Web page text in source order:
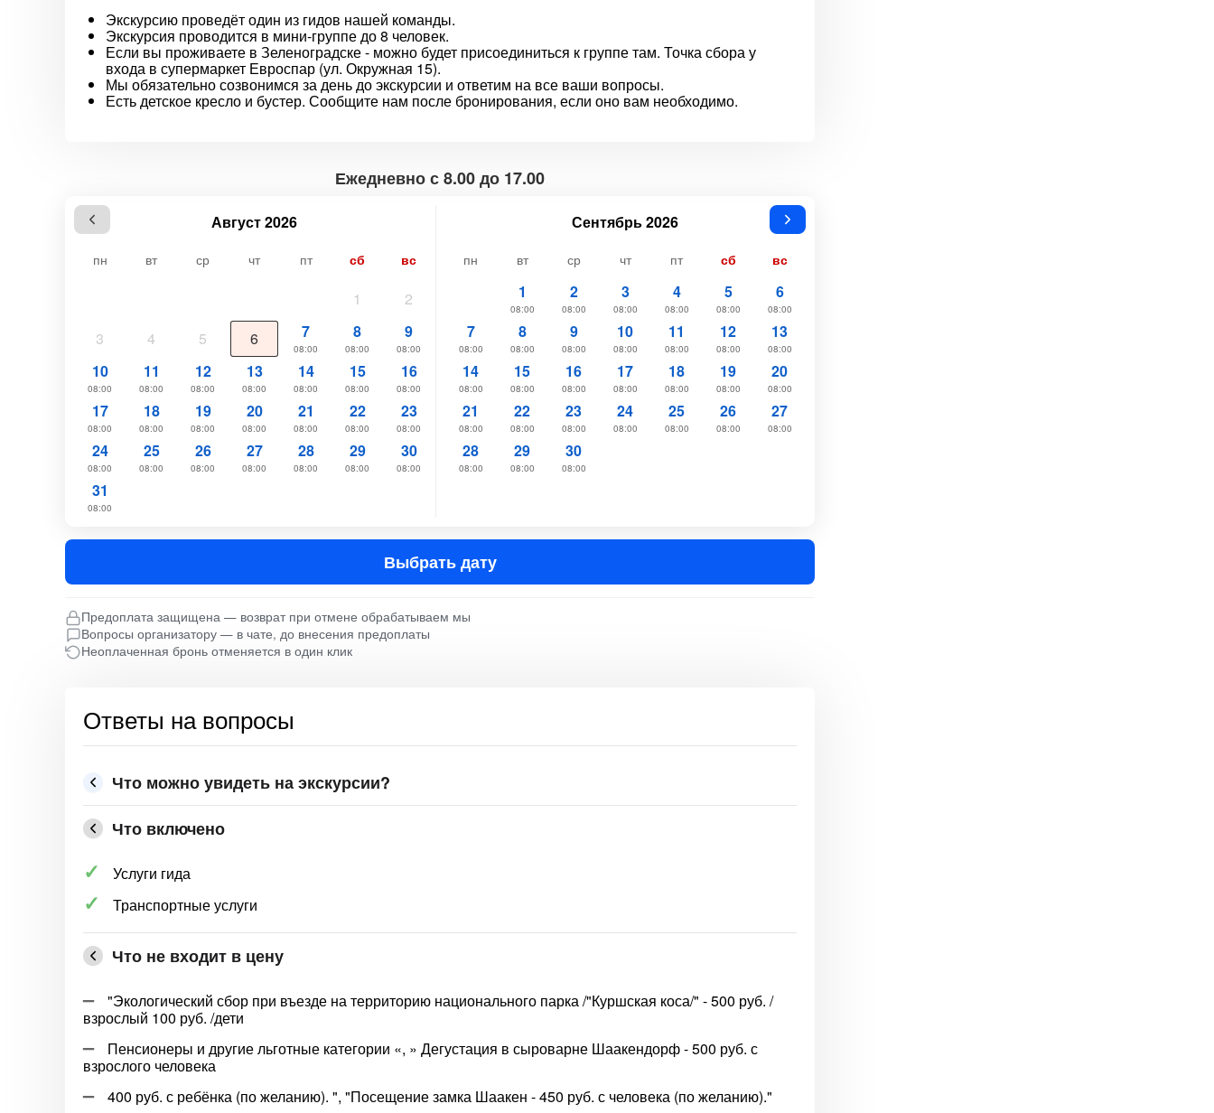
Экскурсию проведёт один из гидов нашей команды.
Экскурсия проводится в мини-группе до 8 человек.
Если вы проживаете в Зеленоградске - можно будет присоединиться к группе там. Точка сбора у
входа в супермаркет Евроспар (ул. Окружная 15).
Мы обязательно созвонимся за день до экскурсии и ответим на все ваши вопросы.
Есть детское кресло и бустер. Сообщите нам после бронирования, если оно вам необходимо.
Ежедневно с 8.00 до 17.00
Август 2026
пн вт ср чт пт сб вс
1
2
3
4 5 6 7
08:00
8
08:00
9
08:00
10
08:00
11
08:00
12
08:00
13
08:00
14
08:00
15
08:00
16
08:00
17
08:00
18
08:00
19
08:00
20
08:00
21
08:00
22
08:00
23
08:00
24
08:00
25
08:00
26
08:00
27
08:00
28
08:00
29
08:00
30
08:00
31
08:00
Сентябрь 2026
пн вт ср чт пт сб вс
1
08:00
2
08:00
3
08:00
4
08:00
5
08:00
6
08:00
7
08:00
8
08:00
9
08:00
10
08:00
11
08:00
12
08:00
13
08:00
14
08:00
15
08:00
16
08:00
17
08:00
18
08:00
19
08:00
20
08:00
21
08:00
22
08:00
23
08:00
24
08:00
25
08:00
26
08:00
27
08:00
28
08:00
29
08:00
30
08:00
Выбрать дату
Предоплата защищена — возврат при отмене обрабатываем мы
Вопросы организатору — в чате, до внесения предоплаты
Неоплаченная бронь отменяется в один клик
Ответы на вопросы
Что можно увидеть на экскурсии?
Что включено
Услуги гида
Транспортные услуги
Что не входит в цену
"Экологический сбор при въезде на территорию национального парка /"Куршская коса/" - 500 руб. /
взрослый 100 руб. /дети
Пенсионеры и другие льготные категории «, » Дегустация в сыроварне Шаакендорф - 500 руб. с
взрослого человека
400 руб. с ребёнка (по желанию). ", "Посещение замка Шаакен - 450 руб. с человека (по желанию)."